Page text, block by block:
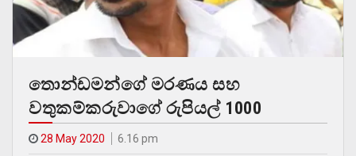
තොන්ඩමන්ගේ මරණය සහ
වතුකම්කරුවාගේ රුපියල් 1000
28 May 2020 6.16 pm